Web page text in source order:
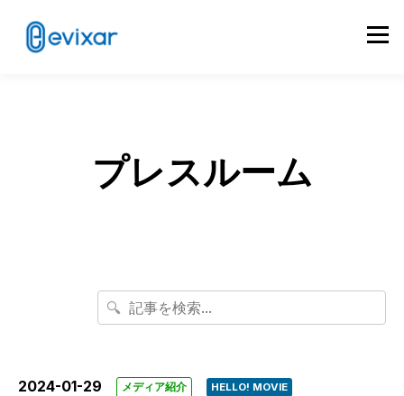
プレスルーム
🔍
2024-01-29 メディア紹介 HELLO! MOVIE